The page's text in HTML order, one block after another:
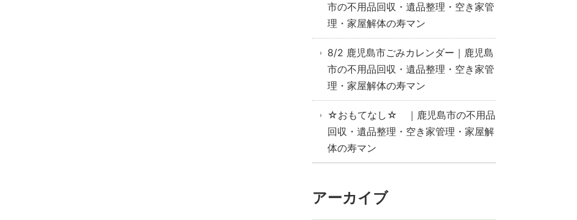
市の不用品回収・遺品整理・空き家管
理・家屋解体の寿マン
8/2 鹿児島市ごみカレンダー｜鹿児島
市の不用品回収・遺品整理・空き家管
理・家屋解体の寿マン
☆おもてなし☆ ｜鹿児島市の不用品
回収・遺品整理・空き家管理・家屋解
体の寿マン
アーカイブ